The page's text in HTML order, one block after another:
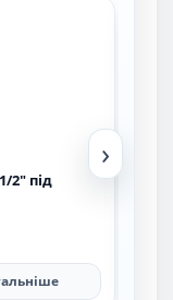
2″ під
›